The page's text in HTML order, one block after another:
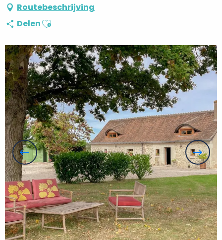
Routebeschrijving
DelenAjouter aux favoris